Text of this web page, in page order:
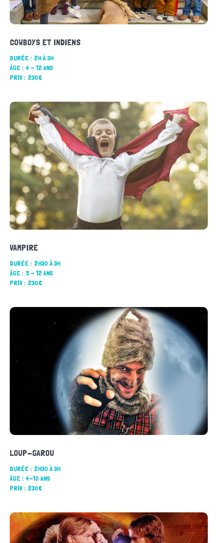
COWBOYS ET INDIENS
DURÉE : 2H À 3H
ÂGE : 4 - 12 ANS
PRIX : 230€
VAMPIRE
DURÉE : 2H30 À 3H
ÂGE : 5 - 12 ANS
PRIX : 230€
LOUP-GAROU
DURÉE : 2H30 À 3H
ÂGE : 4-10 ANS
PRIX : 230€